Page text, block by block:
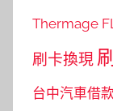
Thermage
刷卡換現
台中汽車借款